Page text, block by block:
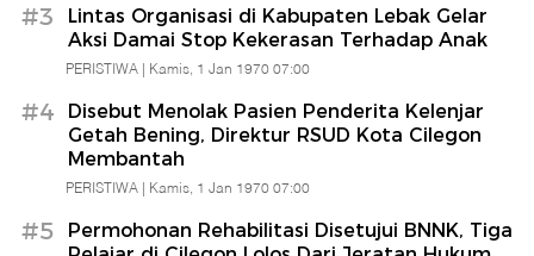
#3
Lintas Organisasi di Kabupaten Lebak Gelar
Aksi Damai Stop Kekerasan Terhadap Anak
PERISTIWA | Kamis, 1 Jan 1970 07:00
#4
Disebut Menolak Pasien Penderita Kelenjar
Getah Bening, Direktur RSUD Kota Cilegon
Membantah
PERISTIWA | Kamis, 1 Jan 1970 07:00
#5
Permohonan Rehabilitasi Disetujui BNNK, Tiga